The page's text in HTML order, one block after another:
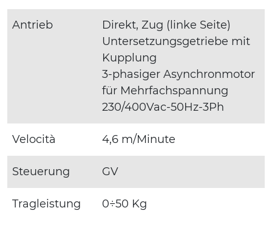
Antrieb
Direkt, Zug (linke Seite)
Untersetzungsgetriebe mit
Kupplung
3-phasiger Asynchronmotor
für Mehrfachspannung
230/400Vac-50Hz-3Ph
Velocità 4,6 m/Minute
Steuerung GV
Tragleistung 0÷50 Kg